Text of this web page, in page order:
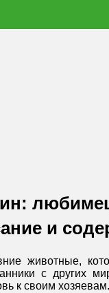
и
животные,
с других
к своим хозяевам.